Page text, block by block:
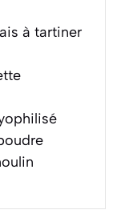
à tartiner